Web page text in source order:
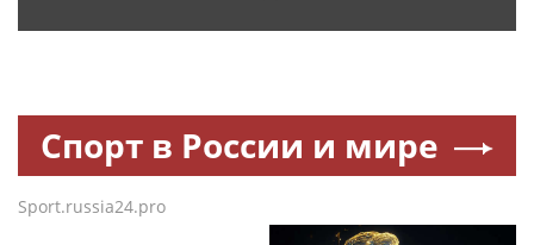
Спорт в России и мире
Sport.russia24.pro